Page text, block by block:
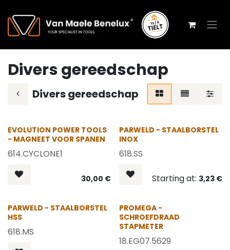
Divers gereedschap
Divers gereedschap
EVOLUTION POWER TOOLS
- MAGNEET VOOR SPANEN
614.CYCLONE1
30,00 €
OP = OP
PARWELD - STAALBORSTEL
INOX
618.SS
Starting at: 3,23€
PARWELD - STAALBORSTEL
HSS
618.MS
PROMEGA -
SCHROEFDRAAD
STAPMETER
18.EG07.5629